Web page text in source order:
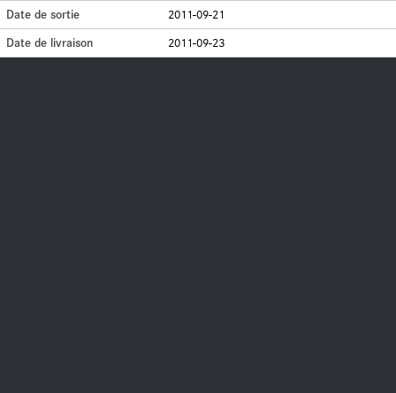
Date de sortie
2011-09-21
Date de livraison
2011-09-23